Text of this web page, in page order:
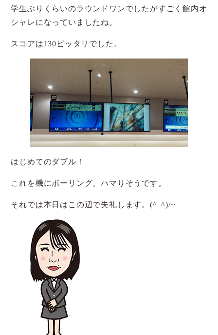
学生ぶりくらいのラウンドワンでしたがすごく館内オ
シャレになっていましたね。
スコアは130ピッタリでした。
はじめてのダブル！
これを機にボーリング、ハマりそうです。
それでは本日はこの辺で失礼します。(^_^)/~